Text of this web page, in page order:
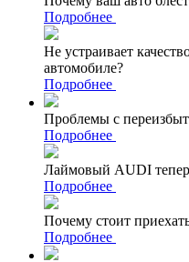
Подробнее
Не устраивает
автомобиле?
Подробнее
Проблемы с
Подробнее
Лаймовый AUDI
Подробнее
Почему стоит
Подробнее